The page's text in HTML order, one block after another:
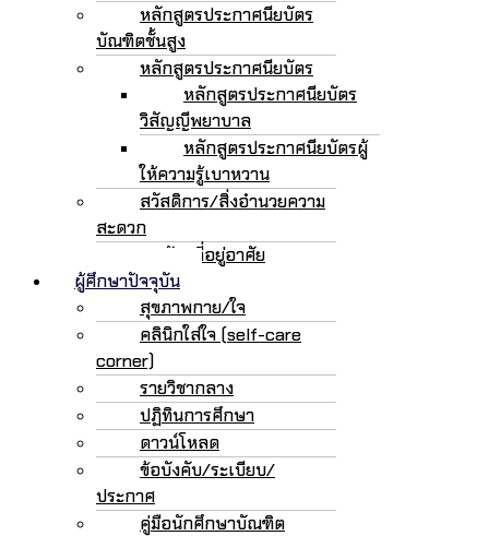
หลักสูตรประกาศนียบัตร
บัณฑิตชั้นสูง
หลักสูตรประกาศนียบัตร
หลักสูตรประกาศนียบัตร
วิสัญญีพยาบาล
หลักสูตรประกาศนียบัตรผู้
ให้ความรู้เบาหวาน
สวัสดิการ/สิ่งอำนวยความ
สะดวก
หอพัก/ที่อยู่อาศัย
ผู้ศึกษาปัจจุบัน
สุขภาพกาย/ใจ
คลินิกใส่ใจ (self-care
corner)
รายวิชากลาง
ปฏิทินการศึกษา
ดาวน์โหลด
ข้อบังคับ/ระเบียบ/
ประกาศ
คู่มือนักศึกษาบัณฑิต